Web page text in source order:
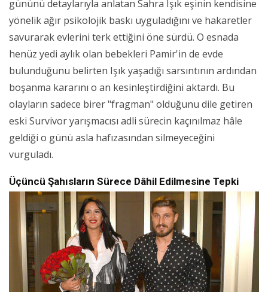
gününü detaylarıyla anlatan Sahra Işık eşinin kendisine
yönelik ağır psikolojik baskı uyguladığını ve hakaretler
savurarak evlerini terk ettiğini öne sürdü. O esnada
henüz yedi aylık olan bebekleri Pamir'in de evde
bulunduğunu belirten Işık yaşadığı sarsıntının ardından
boşanma kararını o an kesinleştirdiğini aktardı. Bu
olayların sadece birer "fragman" olduğunu dile getiren
eski Survivor yarışmacısı adli sürecin kaçınılmaz hâle
geldiği o günü asla hafızasından silmeyeceğini
vurguladı.
Üçüncü Şahısların Sürece Dâhil Edilmesine Tepki